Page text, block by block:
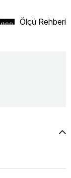
Ölçü Rehberi